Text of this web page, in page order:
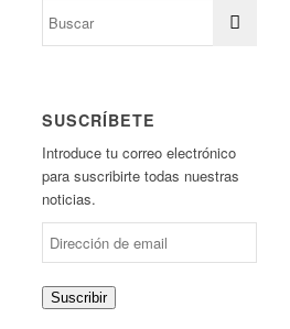
SUSCRÍBETE
Introduce tu correo electrónico
para suscribirte todas nuestras
noticias.
Suscribir